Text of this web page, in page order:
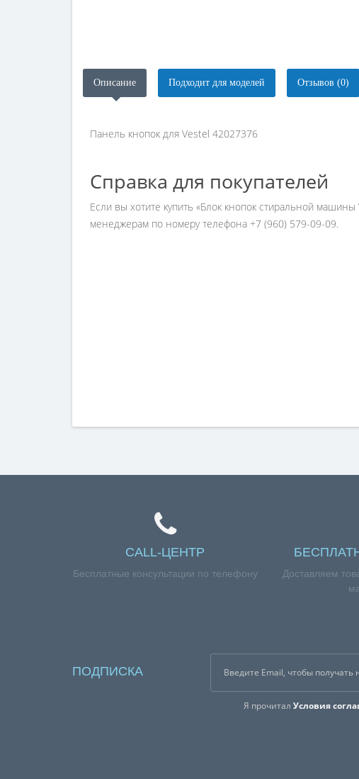
Описание Подходит для моделей Отзывов (0)
Панель кнопок для Vestel 42027376
Справка для покупателей
Если вы хотите купить «Блок кнопок стиральной
менеджерам по номеру телефона +7 (960) 579-09-09.
CALL-ЦЕНТР
Бесплатные консультации по телефону
Доставляем
ПОДПИСКА
Я прочиталУсловия